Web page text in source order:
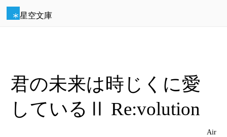
星空文庫
君の未来は時じくに愛
しているⅡ Re:volution
Air